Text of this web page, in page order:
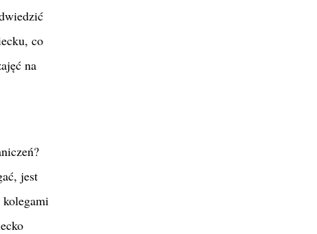
co
na
jest
kolegami